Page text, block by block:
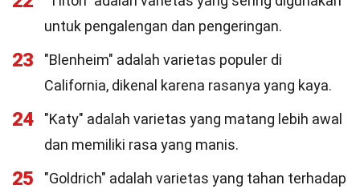
untuk pengalengan dan pengeringan.
23
"Blenheim" adalah varietas populer di
California, dikenal karena rasanya yang kaya.
24
"Katy" adalah varietas yang matang lebih awal
dan memiliki rasa yang manis.
25
"Goldrich" adalah varietas yang tahan terhadap